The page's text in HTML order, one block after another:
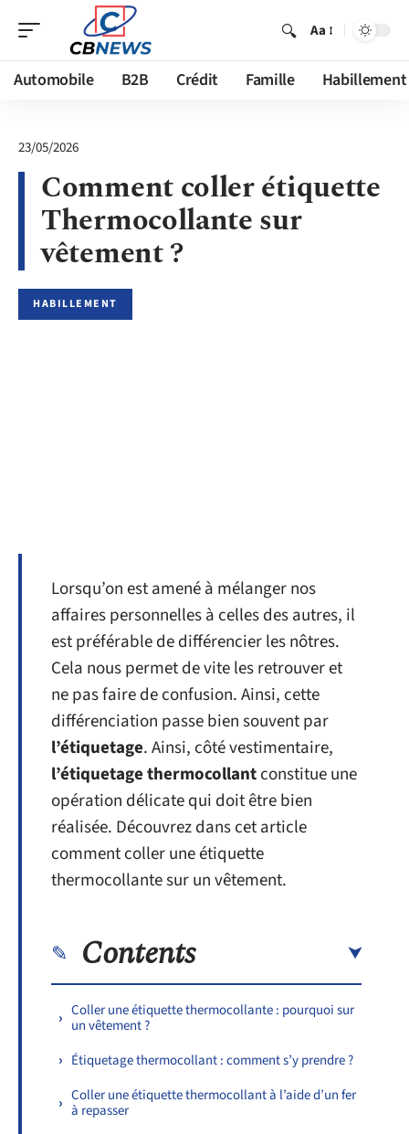
Aa
Automobile B2B Crédit Famille Habillement
23/05/2026
Comment coller étiquette
Thermocollante sur
vêtement ?
HABILLEMENT
Lorsqu’on est amené à mélanger nos
affaires personnelles à celles des autres, il
est préférable de différencier les nôtres.
Cela nous permet de vite les retrouver et
ne pas faire de confusion. Ainsi, cette
différenciation passe bien souvent par
l’étiquetage. Ainsi, côté vestimentaire,
l’étiquetage thermocollantconstitue une
opération délicate qui doit être bien
réalisée. Découvrez dans cet article
comment coller une étiquette
thermocollante sur un vêtement.
Contents
Coller une étiquette thermocollante : pourquoi sur
un vêtement ?
Étiquetage thermocollant : comment s’y prendre ?
Coller une étiquette thermocollant à l’aide d’un fer
à repasser